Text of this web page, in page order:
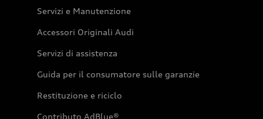
Servizi e Manutenzione
Accessori Originali Audi
Servizi di assistenza
Guida per il consumatore sulle garanzie
Restituzione e riciclo
Contributo AdBlue®